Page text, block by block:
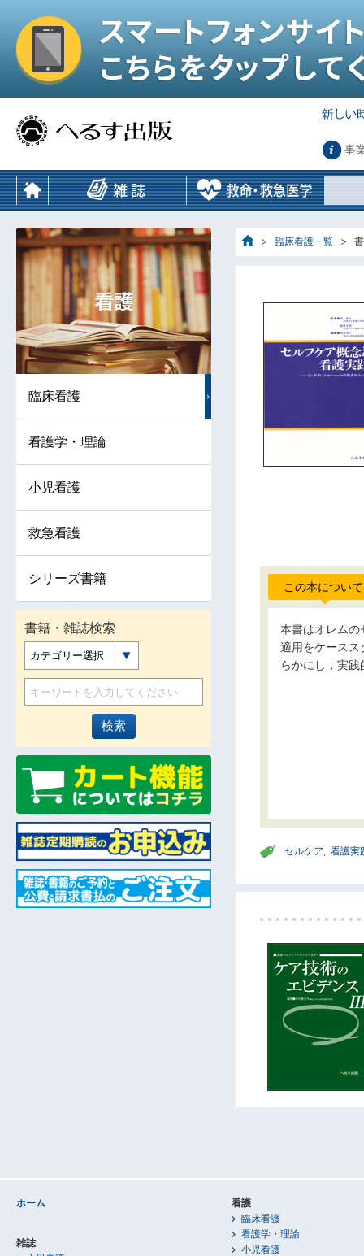
事
臨床看護一覧
この本について
本書はオレムの
適用をケース
らかにし，実
セルケア, 看護実
臨床看護
看護学・理論
小児看護
救急看護
シリーズ書籍
書籍・雑誌検索
カテゴリー選択
ホーム
雑誌
看護
臨床看護
看護学・理論
小児看護